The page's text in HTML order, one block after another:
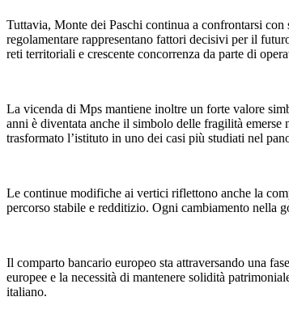
Tuttavia, Monte dei Paschi continua a confrontarsi
regolamentare rappresentano fattori decisivi per il
reti territoriali e crescente concorrenza da parte di
La vicenda di Mps mantiene inoltre un forte valore
anni è diventata anche il simbolo delle fragilità
trasformato l’istituto in uno dei casi più studiati nel
Le continue modifiche ai vertici riflettono anche la
percorso stabile e redditizio. Ogni cambiamento nella
Il comparto bancario europeo sta attraversando una
europee e la necessità di mantenere solidità
italiano.